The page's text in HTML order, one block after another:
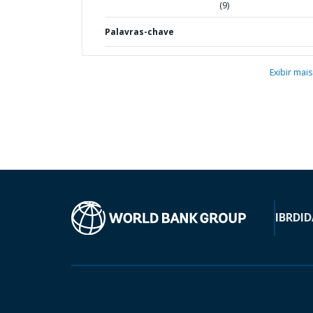
(9)
Palavras-chave
Exibir mais
IBRD